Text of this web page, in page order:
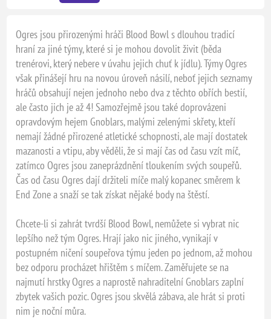
Ogres jsou přirozenými hráči Blood Bowl s dlouhou tradicí
hraní za jiné týmy, které si je mohou dovolit živit (běda
trenérovi, který nebere v úvahu jejich chuť k jídlu). Týmy Ogres
však přinášejí hru na novou úroveň násilí, neboť jejich seznamy
hráčů obsahují nejen jednoho nebo dva z těchto obřích bestií,
ale často jich je až 4! Samozřejmě jsou také doprovázeni
opravdovým hejem Gnoblars, malými zelenými skřety, kteří
nemají žádné přirozené atletické schopnosti, ale mají dostatek
mazanosti a vtipu, aby věděli, že si mají čas od času vzít míč,
zatímco Ogres jsou zaneprázdnění tloukením svých soupeřů.
Čas od času Ogres dají držiteli míče malý kopanec směrem k
End Zone a snaží se tak získat nějaké body na štěstí.
Chcete-li si zahrát tvrdší Blood Bowl, nemůžete si vybrat nic
lepšího než tým Ogres. Hrají jako nic jiného, vynikají v
postupném ničení soupeřova týmu jeden po jednom, až mohou
bez odporu procházet hřištěm s míčem. Zaměřujete se na
najmutí hrstky Ogres a naprostě nahraditelní Gnoblars zaplní
zbytek vašich pozic. Ogres jsou skvělá zábava, ale hrát si proti
nim je noční můra.